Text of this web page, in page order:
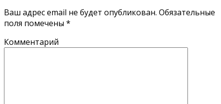
Ваш адрес email не будет опубликован. Обязательные
поля помечены *
Комментарий